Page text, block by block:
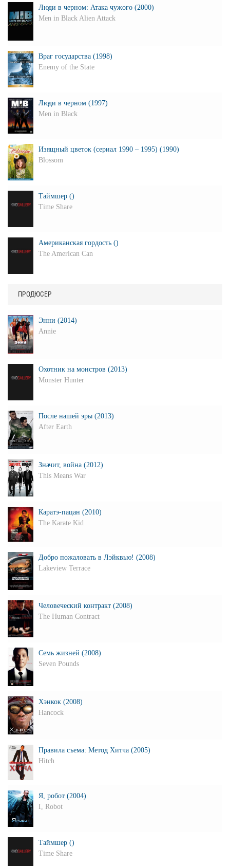
Люди в черном: Атака чужого (2000)
Men in Black Alien Attack
Враг государства (1998)
Enemy of the State
Люди в черном (1997)
Men in Black
Изящный цветок (сериал 1990 – 1995) (1990)
Blossom
Таймшер ()
Time Share
Американская гордость ()
The American Can
ПРОДЮСЕР
Энни (2014)
Annie
Охотник на монстров (2013)
Monster Hunter
После нашей эры (2013)
After Earth
Значит, война (2012)
This Means War
Каратэ-пацан (2010)
The Karate Kid
Добро пожаловать в Лэйквью! (2008)
Lakeview Terrace
Человеческий контракт (2008)
The Human Contract
Семь жизней (2008)
Seven Pounds
Хэнкок (2008)
Hancock
Правила съема: Метод Хитча (2005)
Hitch
Я, робот (2004)
I, Robot
Таймшер ()
Time Share